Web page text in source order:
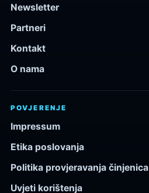
Newsletter
Partneri
Kontakt
O nama
POVJERENJE
Impressum
Etika poslovanja
Politika provjeravanja činjenica
Uvjeti korištenja